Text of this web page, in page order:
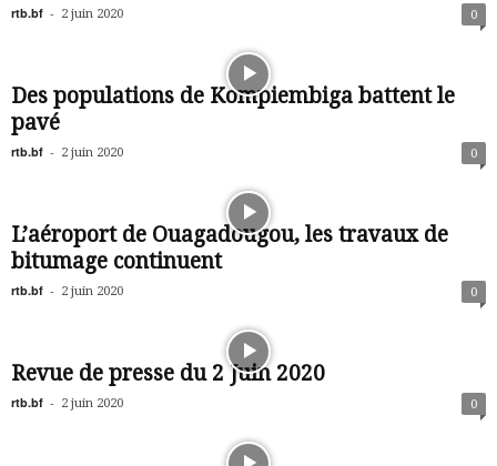
rtb.bf - 2 juin 2020 0
Des populations de Kompiembiga battent le
pavé
rtb.bf - 2 juin 2020 0
L’aéroport de Ouagadougou, les travaux de
bitumage continuent
rtb.bf - 2 juin 2020 0
Revue de presse du 2 Juin 2020
rtb.bf - 2 juin 2020 0